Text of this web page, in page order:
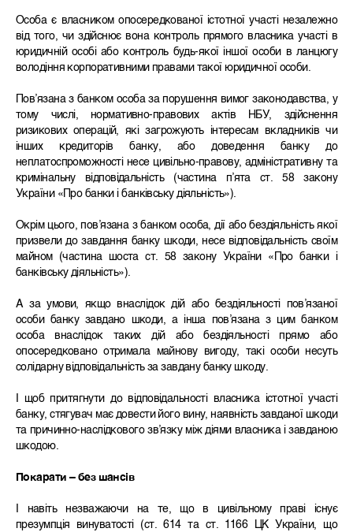
Особа є власником опосередкованої істотної участі незалежно
від того, чи здійснює вона контроль прямого власника участі в
юридичній особі або контроль будь-якої іншої особи в ланцюгу
володіння корпоративними правами такої юридичної особи.
Пов’язана з банком особа за порушення вимог законодавства, у
тому числі, нормативно-правових актів НБУ, здійснення
ризикових операцій, які загрожують інтересам вкладників чи
інших кредиторів банку, або доведення банку до
неплатоспроможності несе цивільно-правову, адміністративну та
кримінальну відповідальність (частина п’ята ст. 58 закону
України «Про банки і банківську діяльність»).
Окрім цього, пов’язана з банком особа, дії або бездіяльність якої
призвели до завдання банку шкоди, несе відповідальність своїм
майном (частина шоста ст. 58 закону України «Про банки і
банківську діяльність»).
А за умови, якщо внаслідок дій або бездіяльності пов’язаної
особи банку завдано шкоди, а інша пов’язана з цим банком
особа внаслідок таких дій або бездіяльності прямо або
опосередковано отримала майнову вигоду, такі особи несуть
солідарну відповідальність за завдану банку шкоду.
І щоб притягнути до відповідальності власника істотної участі
банку, стягувач має довести його вину, наявність завданої шкоди
та причинно-наслідкового зв’язку між діями власника і завданою
шкодою.
Покарати – без шансів
І навіть незважаючи на те, що в цивільному праві існує
презумпція винуватості (ст. 614 та ст. 1166 ЦК України, що